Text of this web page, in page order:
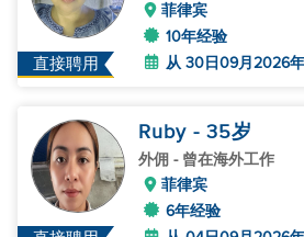
直接聘用
菲律宾
10年经验
从 30日09月2026
Ruby - 35岁
外佣 - 曾在海外工作
菲律宾
6年经验